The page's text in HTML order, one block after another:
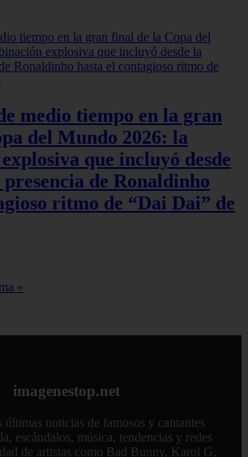
medio tiempo en la gran
del Mundo 2026: la
que incluyó desde
de Ronaldinho
ritmo de “Dai Dai” de
»
imagenestop.net
últimas noticias de famosos y cantantes
escándalos, música, tendencias y redes
de artistas como Bad Bunny, Karol G,